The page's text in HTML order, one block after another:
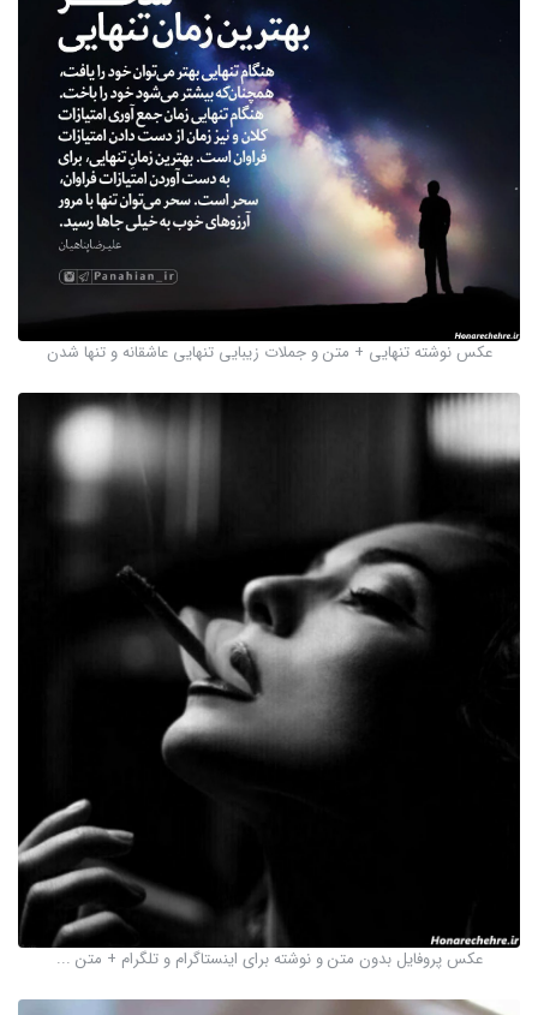
عکس نوشته تنهایی + متن و جملات زیبایی تنهایی عاشقانه و تنها شدن
عکس پروفایل بدون متن و نوشته برای اینستاگرام و تلگرام + متن ...